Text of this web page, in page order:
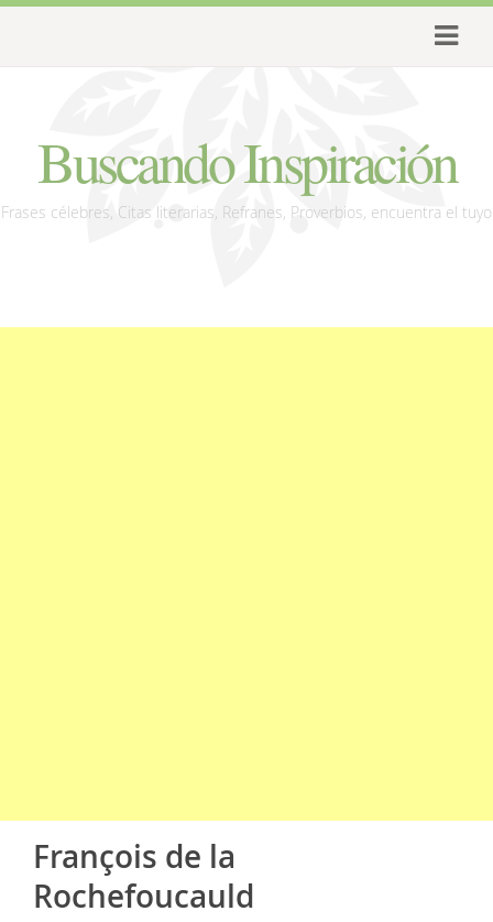
Buscando Inspiración
Frases célebres, Citas literarias, Refranes, Proverbios, encuentra el tuyo
François de la
Rochefoucauld